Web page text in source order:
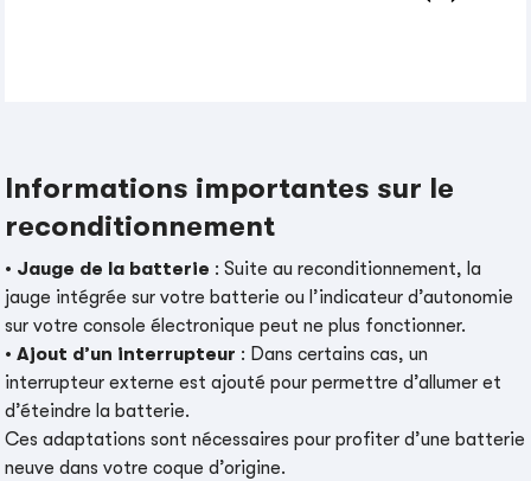
Informations importantes sur le
reconditionnement
• Jauge de la batterie : Suite au reconditionnement, la
jauge intégrée sur votre batterie ou l’indicateur d’autonomie
sur votre console électronique peut ne plus fonctionner.
•Ajout d’un interrupteur : Dans certains cas, un
interrupteur externe est ajouté pour permettre d’allumer et
d’éteindre la batterie.
Ces adaptations sont nécessaires pour profiter d’une batterie
neuve dans votre coque d’origine.